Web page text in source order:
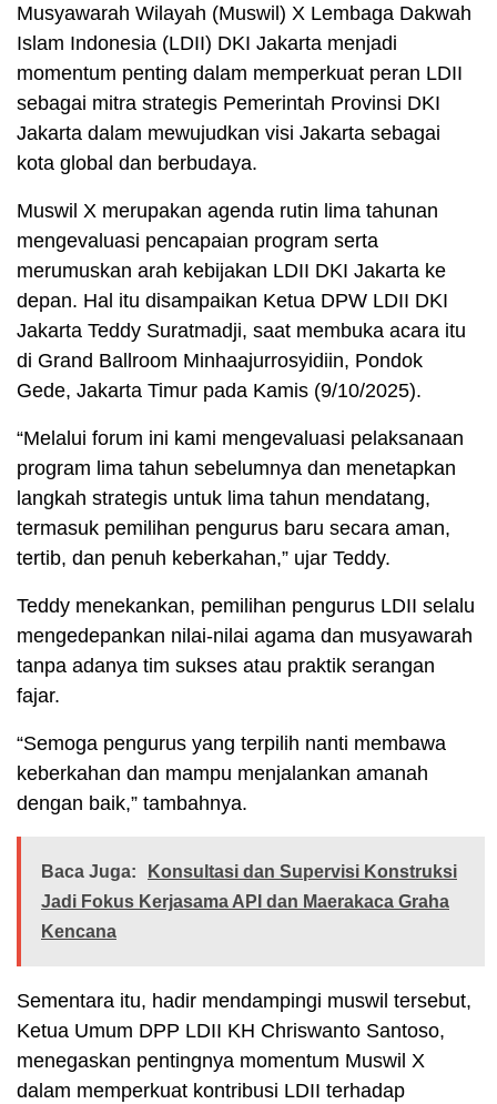
Musyawarah Wilayah (Muswil) X Lembaga Dakwah
Islam Indonesia (LDII) DKI Jakarta menjadi
momentum penting dalam memperkuat peran LDII
sebagai mitra strategis Pemerintah Provinsi DKI
Jakarta dalam mewujudkan visi Jakarta sebagai
kota global dan berbudaya.
Muswil X merupakan agenda rutin lima tahunan
mengevaluasi pencapaian program serta
merumuskan arah kebijakan LDII DKI Jakarta ke
depan. Hal itu disampaikan Ketua DPW LDII DKI
Jakarta Teddy Suratmadji, saat membuka acara itu
di Grand Ballroom Minhaajurrosyidiin, Pondok
Gede, Jakarta Timur pada Kamis (9/10/2025).
“Melalui forum ini kami mengevaluasi pelaksanaan
program lima tahun sebelumnya dan menetapkan
langkah strategis untuk lima tahun mendatang,
termasuk pemilihan pengurus baru secara aman,
tertib, dan penuh keberkahan,” ujar Teddy.
Teddy menekankan, pemilihan pengurus LDII selalu
mengedepankan nilai-nilai agama dan musyawarah
tanpa adanya tim sukses atau praktik serangan
fajar.
“Semoga pengurus yang terpilih nanti membawa
keberkahan dan mampu menjalankan amanah
dengan baik,” tambahnya.
Baca Juga:
Konsultasi dan Supervisi Konstruksi
Jadi Fokus Kerjasama API dan Maerakaca Graha
Kencana
Sementara itu, hadir mendampingi muswil tersebut,
Ketua Umum DPP LDII KH Chriswanto Santoso,
menegaskan pentingnya momentum Muswil X
dalam memperkuat kontribusi LDII terhadap